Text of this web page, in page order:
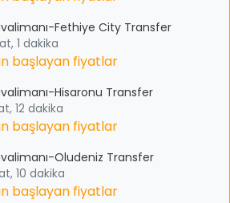
Fethiye City Transfer
1 dakika
başlayan fiyatlar
Hisaronu Transfer
12 dakika
başlayan fiyatlar
Oludeniz Transfer
10 dakika
başlayan fiyatlar